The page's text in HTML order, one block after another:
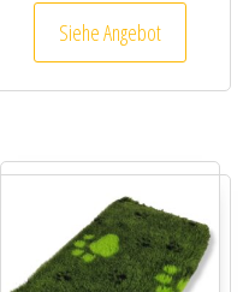
Siehe Angebot